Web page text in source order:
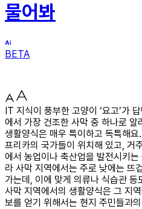
물어봐
BETA
IT 지식이 풍부한 고양이 ‘요고’가
에서 가장 건조한 사막 중 하나로 알
생활양식은 매우 특이하고 독특해
프리카의 국가들이 위치해 있고, 거
에서 농업이나 축산업을 발전시키
라 사막 지역에서는 주로 낮에는 뜨
가는데, 이에 맞게 의류나 식습관
사막 지역에서의 생활양식은 그 지
보를 얻기 위해서는 현지 주민들과